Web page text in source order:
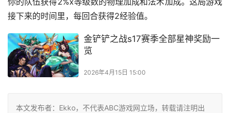
接下来的时间里，每回合获得2经验值。
本文发布者：Ekko，不代表ABC游戏网立场，转载请注明出